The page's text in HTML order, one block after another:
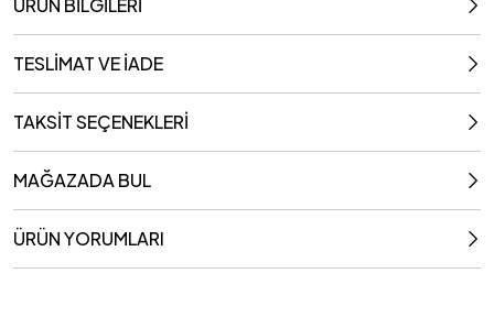
ÜRÜN BİLGİLERİ
TESLİMAT VE İADE
TAKSİT SEÇENEKLERİ
MAĞAZADA BUL
ÜRÜN YORUMLARI